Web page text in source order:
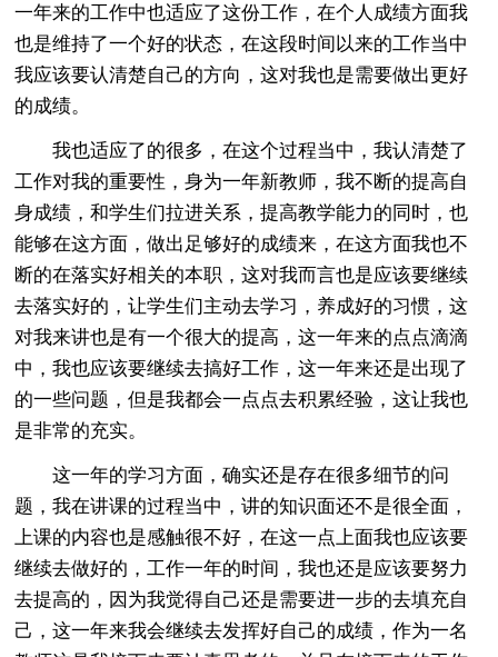
一年来的工作中也适应了这份工作，在个人成绩方面我
也是维持了一个好的状态，在这段时间以来的工作当中
我应该要认清楚自己的方向，这对我也是需要做出更好
的成绩。
我也适应了的很多，在这个过程当中，我认清楚了
工作对我的重要性，身为一年新教师，我不断的提高自
身成绩，和学生们拉进关系，提高教学能力的同时，也
能够在这方面，做出足够好的成绩来，在这方面我也不
断的在落实好相关的本职，这对我而言也是应该要继续
去落实好的，让学生们主动去学习，养成好的习惯，这
对我来讲也是有一个很大的提高，这一年来的点点滴滴
中，我也应该要继续去搞好工作，这一年来还是出现了
的一些问题，但是我都会一点点去积累经验，这让我也
是非常的充实。
这一年的学习方面，确实还是存在很多细节的问
题，我在讲课的过程当中，讲的知识面还不是很全面，
上课的内容也是感触很不好，在这一点上面我也应该要
继续去做好的，工作一年的时间，我也还是应该要努力
去提高的，因为我觉得自己还是需要进一步的去填充自
己，这一年来我会继续去发挥好自己的成绩，作为一名